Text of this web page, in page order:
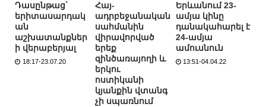
Դասընթաց`
երիտասարդակ
ան
աշխատանքներ
ի վերաբերյալ
18:17-23.07.20
Հայ-
ադրբեջանական
սահմանին
վիրավորված
երեք
զինծառայողի և
երկու
ոստիկանի
կյանքին վտանգ
չի սպառնում
Երևանում 23-
ամյա կինը
դանակահարել է
24-ամյա
ամուսնուն
13:51-04.04.22